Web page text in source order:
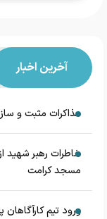
آخرین اخبار
مذاکرات مثبت و
خاطرات رهبر شهید
مسجد کرامت
ورود تیم